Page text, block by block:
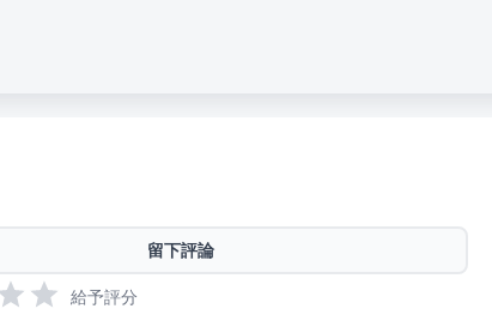
留下評論
給予評分